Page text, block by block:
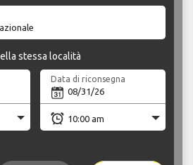
stessa località
Data di riconsegna